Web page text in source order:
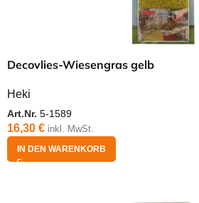
Decovlies-Wiesengras gelb
Heki
Art.Nr. 5-1589
16,30 € inkl. MwSt.
IN DEN WARENKORB